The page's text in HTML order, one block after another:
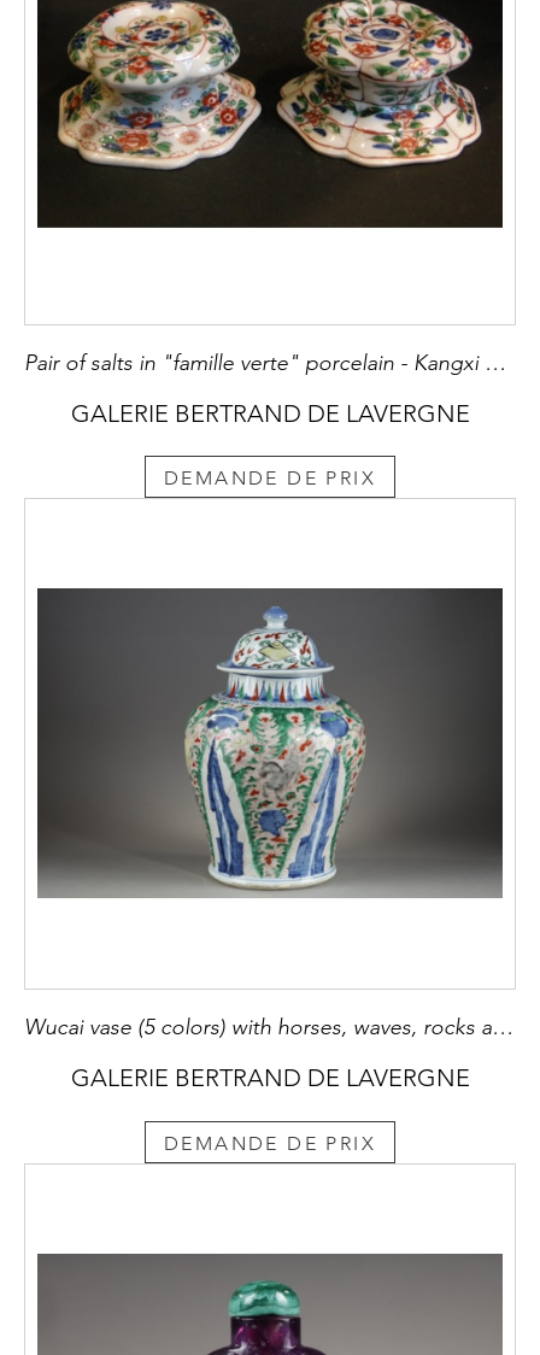
Pair of salts in "famille verte" porcelain - Kangxi period
GALERIE BERTRAND DE LAVERGNE
DEMANDE DE PRIX
Wucai vase (5 colors) with horses, waves, rocks and eight symbolic objects China epoque Shunzi 1644/1661
GALERIE BERTRAND DE LAVERGNE
DEMANDE DE PRIX